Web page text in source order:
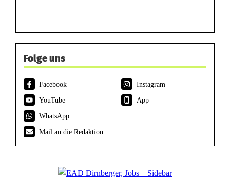
Folge uns
Facebook
Instagram
YouTube
App
WhatsApp
Mail an die Redaktion